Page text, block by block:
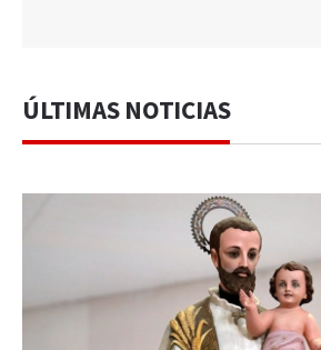
ÚLTIMAS NOTICIAS